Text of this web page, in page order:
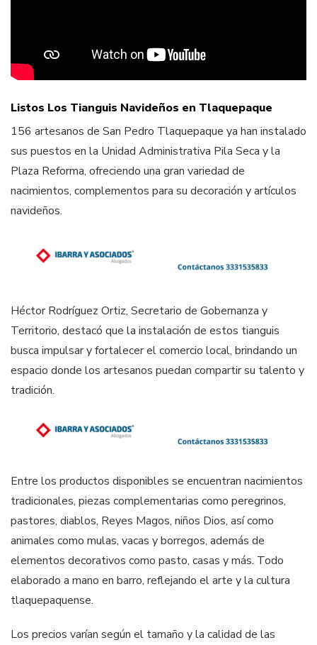
Listos Los Tianguis Navideños en Tlaquepaque
156 artesanos de San Pedro Tlaquepaque ya han instalado
sus puestos en la Unidad Administrativa Pila Seca y la
Plaza Reforma, ofreciendo una gran variedad de
nacimientos, complementos para su decoración y artículos
navideños.
Héctor Rodríguez Ortiz, Secretario de Gobernanza y
Territorio, destacó que la instalación de estos tianguis
busca impulsar y fortalecer el comercio local, brindando un
espacio donde los artesanos puedan compartir su talento y
tradición.
Entre los productos disponibles se encuentran nacimientos
tradicionales, piezas complementarias como peregrinos,
pastores, diablos, Reyes Magos, niños Dios, así como
animales como mulas, vacas y borregos, además de
elementos decorativos como pasto, casas y más. Todo
elaborado a mano en barro, reflejando el arte y la cultura
tlaquepaquense.
Los precios varían según el tamaño y la calidad de las